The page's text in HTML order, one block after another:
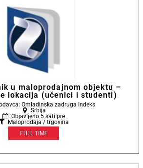
u maloprodajnom objektu –
lokacija (učenici i studenti)
Omladinska zadruga Indeks
Srbija
Objavljeno 5 sati pre
Maloprodaja / trgovina
FULL TIME